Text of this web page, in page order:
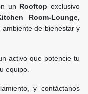
un Rooftop exclusivo
Room-Lounge,
ambiente de bienestar y
activo que potencie tu
equipo.
y contáctanos